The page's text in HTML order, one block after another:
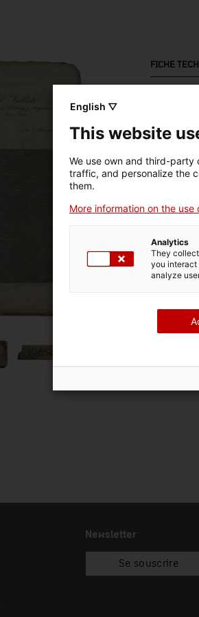
FICHE
Numéro
13717
Domaine
Ciència i
01/01/
Newsletter
Se souscrire
English ▽
This website
We use own and third-party
traffic, and personalize the
them.
More information on the
Analytics
They
you interact
analyze